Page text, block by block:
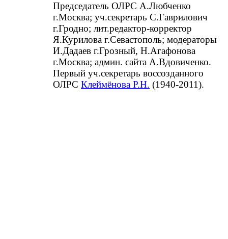
Председатель ОЛРС А.Любченко
г.Москва; уч.секретарь С.Гаврилович
г.Гродно; лит.редактор-корректор
Я.Курилова г.Севастополь; модераторы
И.Дадаев г.Грозный, Н.Агафонова
г.Москва; админ. сайта А.Вдовиченко.
Первый уч.секретарь воссозданного
ОЛРС Клеймёнова Р.Н. (1940-2011).